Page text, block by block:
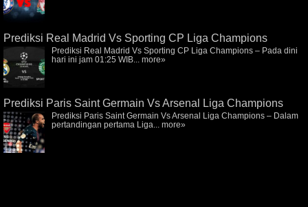
Prediksi Real Madrid Vs Sporting CP Liga Champions
Prediksi Real Madrid Vs Sporting CP Liga Champions – Pada dini
hari ini jam 01:25 WIB... more»
Prediksi Paris Saint Germain Vs Arsenal Liga Champions
Prediksi Paris Saint Germain Vs Arsenal Liga Champions – Dalam
pertandingan pertama Liga... more»